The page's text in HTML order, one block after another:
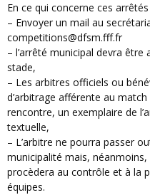
En ce qui concerne ces arrêtés
– Envoyer un mail au
competitions@dfsm.fff.fr
– l’arrêté municipal devra être
stade,
– Les arbitres officiels ou
d’arbitrage afférente au
rencontre, un exemplaire de
textuelle,
– L’arbitre ne pourra passer
municipalité mais,
procèdera au contrôle et à la
équipes.